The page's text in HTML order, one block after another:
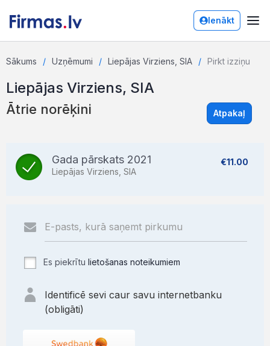
Ienākt
Sākums Uzņēmumi Liepājas Virziens, SIA Pirkt izziņu
Liepājas Virziens, SIA
Ātrie norēķini Atpakaļ
Gada pārskats 2021
Liepājas Virziens, SIA
€11.00
Es piekrītu lietošanas noteikumiem
Identificē sevi caur savu internetbanku
(obligāti)